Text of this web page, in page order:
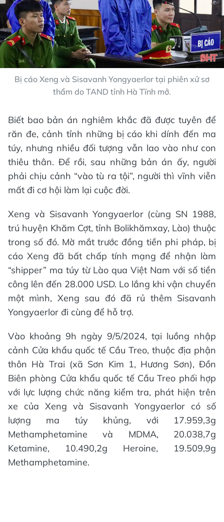
Bị cáo Xeng và Sisavanh Yongyaerlor tại phiên xử sơ
thẩm do TAND tỉnh Hà Tĩnh mở.
Biết bao bản án nghiêm khắc đã được tuyên để
răn đe, cảnh tỉnh những bị cáo khi dính đến ma
túy, nhưng nhiều đối tượng vẫn lao vào như con
thiêu thân. Để rồi, sau những bản án ấy, người
phải chịu cảnh “vào tù ra tội”, người thì vĩnh viễn
mất đi cơ hội làm lại cuộc đời.
Xeng và Sisavanh Yongyaerlor (cùng SN 1988,
trú huyện Khăm Cợt, tỉnh Bolikhămxay, Lào) thuộc
trong số đó. Mờ mắt trước đồng tiền phi pháp, bị
cáo Xeng đã bất chấp tính mạng để nhận làm
“shipper” ma túy từ Lào qua Việt Nam với số tiền
công lên đến 28.000 USD. Lo lắng khi vận chuyển
một mình, Xeng sau đó đã rủ thêm Sisavanh
Yongyaerlor đi cùng để hỗ trợ.
Vào khoảng 9h ngày 9/5/2024, tại luồng nhập
cảnh Cửa khẩu quốc tế Cầu Treo, thuộc địa phận
thôn Hà Trai (xã Sơn Kim 1, Hương Sơn), Đồn
Biên phòng Cửa khẩu quốc tế Cầu Treo phối hợp
với lực lượng chức năng kiểm tra, phát hiện trên
xe của Xeng và Sisavanh Yongyaerlor có số
lượng ma túy khủng, với 17.959,3g
Methamphetamine và MDMA, 20.038,7g
Ketamine, 10.490,2g Heroine, 19.509,9g
Methamphetamine.